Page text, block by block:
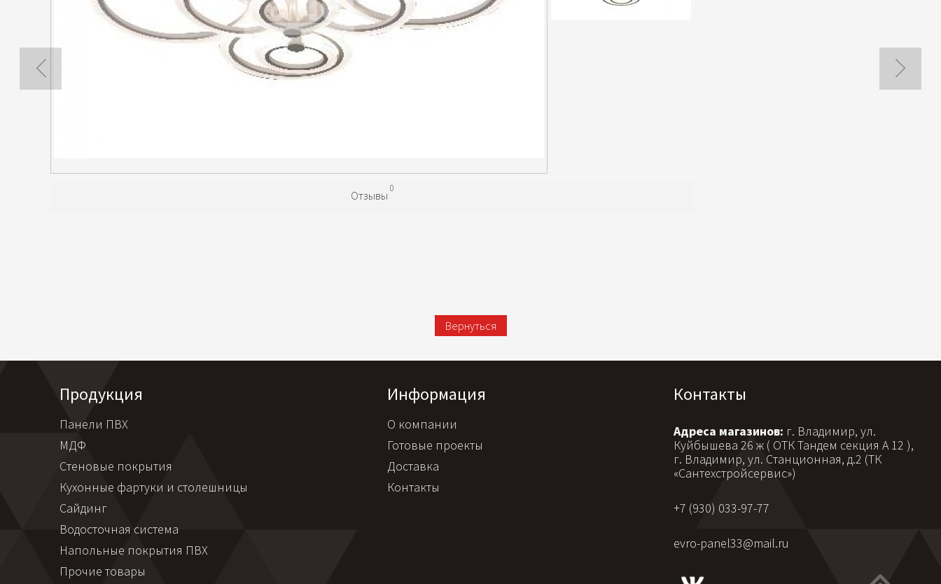
Отзывы
0
Вернуться
Продукция
Панели ПВХ
МДФ
Стеновые покрытия
Кухонные фартуки и столешницы
Сайдинг
Водосточная система
Напольные покрытия ПВХ
Прочие товары
Информация
О компании
Готовые проекты
Доставка
Контакты
Контакты
Адреса магазинов: г. Владимир, ул.
Куйбышева 26 ж ( ОТК Тандем секция А 12 ),
г. Владимир, ул. Станционная, д.2 (ТК
«Сантехстройсервис»)
+7 (930) 033-97-77
evro-panel33@mail.ru